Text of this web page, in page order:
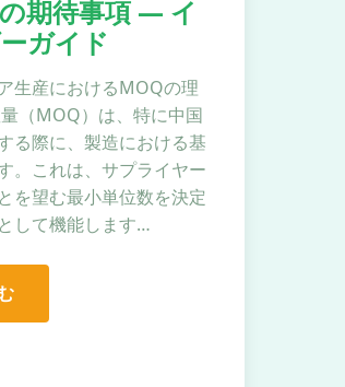
期待事項 — イ
ガイド
生産におけるMOQの理
（MOQ）は、特に中国
る際に、製造における基
。これは、サプライヤー
を望む最小単位数を決定
して機能します…